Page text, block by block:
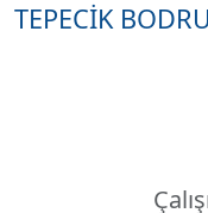
TEPECİK